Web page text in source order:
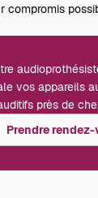
compromis
vos appareils
près de
Prendre